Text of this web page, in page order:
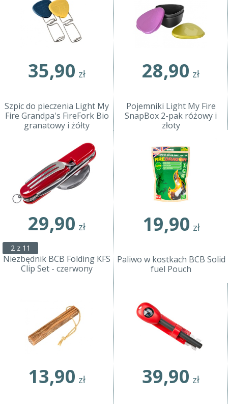
35,90 zł
Szpic do pieczenia Light My
Fire Grandpa's FireFork Bio
granatowy i żółty
28,90 zł
Pojemniki Light My Fire
SnapBox 2-pak różowy i
złoty
29,90 zł
Niezbędnik BCB Folding KFS
Clip Set - czerwony
19,90 zł
Paliwo w kostkach BCB Solid
fuel Pouch
13,90 zł 39,90 zł
2 z 11